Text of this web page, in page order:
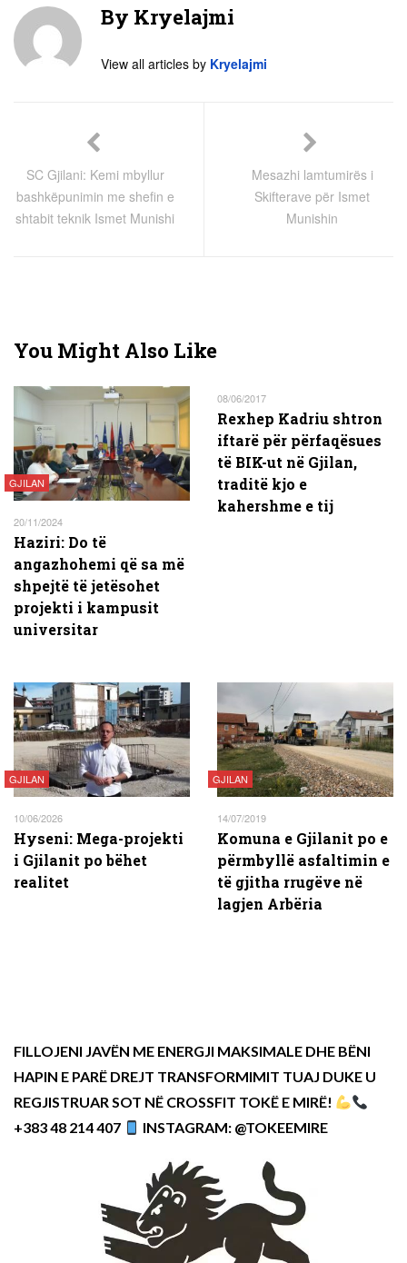
By Kryelajmi
View all articles by Kryelajmi
SC Gjilani: Kemi mbyllur
bashkëpunimin me shefin e
shtabit teknik Ismet Munishi
Mesazhi lamtumirës i
Skifterave për Ismet
Munishin
You Might Also Like
GJILAN
20/11/2024
Haziri: Do të
angazhohemi që sa më
shpejtë të jetësohet
projekti i kampusit
universitar
08/06/2017
Rexhep Kadriu shtron
iftarë për përfaqësues
të BIK-ut në Gjilan,
traditë kjo e
kahershme e tij
GJILAN
10/06/2026
Hyseni: Mega-projekti
i Gjilanit po bëhet
realitet
GJILAN
14/07/2019
Komuna e Gjilanit po e
përmbyllë asfaltimin e
të gjitha rrugëve në
lagjen Arbëria
FILLOJENI JAVËN ME ENERGJI MAKSIMALE DHE BËNI
HAPIN E PARË DREJT TRANSFORMIMIT TUAJ DUKE U
REGJISTRUAR SOT NË CROSSFIT TOKË E MIRË!
+383 48 214 407
INSTAGRAM: @TOKEEMIRE